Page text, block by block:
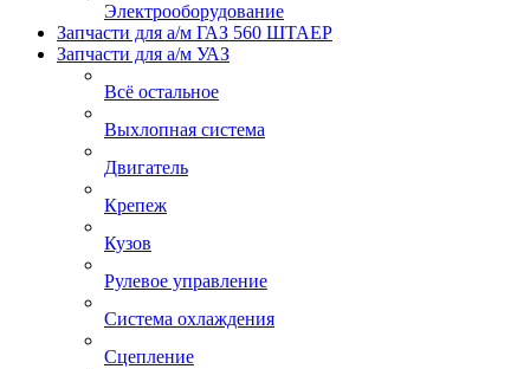
Электрооборудование
Запчасти для а/м ГАЗ 560 ШТАЕР
Запчасти для а/м УАЗ
Всё остальное
Выхлопная система
Двигатель
Крепеж
Кузов
Рулевое управление
Система охлаждения
Сцепление